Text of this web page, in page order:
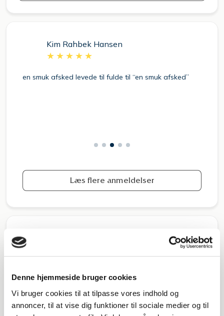
Denne hjemmeside bruger cookies
Vi bruger cookies til at tilpasse vores indhold og
annoncer, til at vise dig funktioner til sociale medier og til
Pernille Sørensen
er meget taknemlig over den fine service .
Læs flere anmeldelser
Katalog